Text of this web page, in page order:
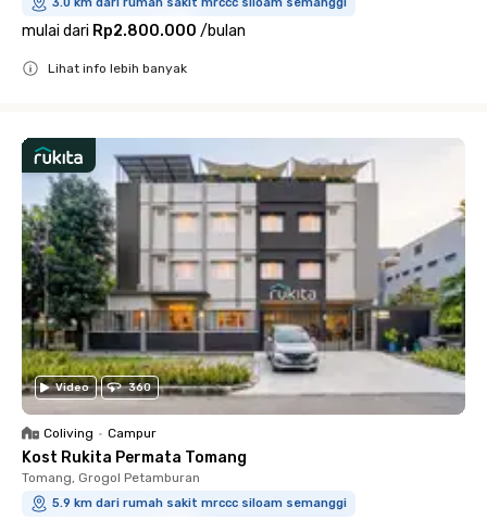
mulai dari Rp2.800.000 /bulan
Lihat info lebih banyak
Video 360
Coliving • Campur
Kost Rukita Permata Tomang
Tomang, Grogol Petamburan
5.9 km dari rumah sakit mrccc siloam semanggi